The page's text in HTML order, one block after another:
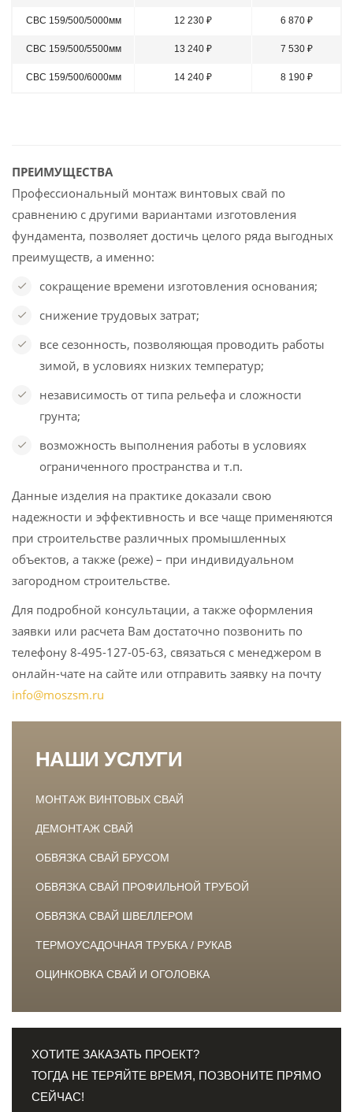
СВС 159/500/5000мм 12 230 ₽ 6 870 ₽
СВС 159/500/5500мм 13 240 ₽ 7 530 ₽
СВС 159/500/6000мм 14 240 ₽ 8 190 ₽
ПРЕИМУЩЕСТВА
Профессиональный монтаж винтовых свай по
сравнению с другими вариантами изготовления
фундамента, позволяет достичь целого ряда выгодных
преимуществ, а именно:
сокращение времени изготовления основания;
снижение трудовых затрат;
все сезонность, позволяющая проводить работы
зимой, в условиях низких температур;
независимость от типа рельефа и сложности
грунта;
возможность выполнения работы в условиях
ограниченного пространства и т.п.
Данные изделия на практике доказали свою
надежности и эффективность и все чаще применяются
при строительстве различных промышленных
объектов, а также (реже) – при индивидуальном
загородном строительстве.
Для подробной консультации, а также оформления
заявки или расчета Вам достаточно позвонить по
телефону 8-495-127-05-63, связаться с менеджером в
онлайн-чате на сайте или отправить заявку на почту
info@moszsm.ru
НАШИ УСЛУГИ
МОНТАЖ ВИНТОВЫХ СВАЙ
ДЕМОНТАЖ СВАЙ
ОБВЯЗКА СВАЙ БРУСОМ
ОБВЯЗКА СВАЙ ПРОФИЛЬНОЙ ТРУБОЙ
ОБВЯЗКА СВАЙ ШВЕЛЛЕРОМ
ТЕРМОУСАДОЧНАЯ ТРУБКА / РУКАВ
ОЦИНКОВКА СВАЙ И ОГОЛОВКА
ХОТИТЕ ЗАКАЗАТЬ ПРОЕКТ?
ТОГДА НЕ ТЕРЯЙТЕ ВРЕМЯ, ПОЗВОНИТЕ ПРЯМО
СЕЙЧАС!